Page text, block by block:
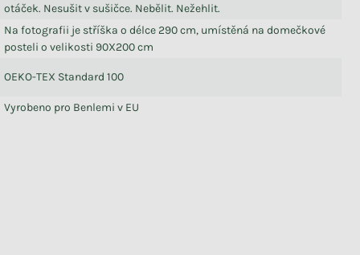
otáček. Nesušit v sušičce. Nebělit. Nežehlit.
Na fotografii je stříška o délce 290 cm, umístěná na domečkové
posteli o velikosti 90X200 cm
OEKO-TEX Standard 100
Vyrobeno pro Benlemi v EU